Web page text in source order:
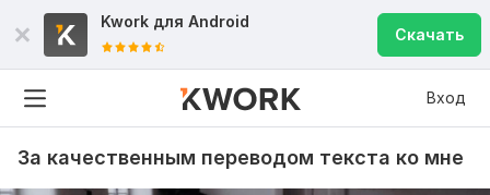
Kwork для Android
Скачать
Вход
За качественным переводом текста ко мне